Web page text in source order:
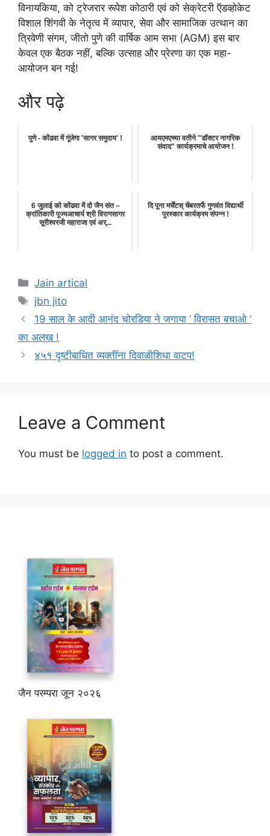
विनायकिया, को ट्रेजरार रूपेश कोठारी एवं को सेक्रेटरी ऍडव्होकेट
विशाल शिंगवी के नेतृत्व में व्यापार, सेवा और सामाजिक उत्थान का
त्रिवेणी संगम, जीतो पुणे की वार्षिक आम सभा (AGM) इस बार
केवल एक बैठक नहीं, बल्कि उत्साह और प्रेरणा का एक महा-
आयोजन बन गई!
और पढ़े
पुणे - कोंढवा में गूंजेगा 'सागर समुदाय' !
आयएमएच्या वतीने "डॉक्टर नागरिक
संवाद" कार्यक्रमाचे आयोजन !
6 जुलाई को कोंढवा में दो जैन संत –
क्रांतिकारी पूज्यआचार्य श्री विरागसागर
सूरीश्वरजी महाराजा एवं अर्...
दि पूना मर्चेंटस् चेंबरतर्फे गुणवंत विद्यार्थी
पुरस्कार कार्यक्रम संपन्न !
Categories
Jain artical
Tags
jbn jito
19 साल के आदी आनंद चोरडिया ने जगाया ‘ विरासत बचाओ ‘
का अलख !
४५१ दृष्टीबाधित व्यक्तींना दिवाळीशिधा वाटप!
Leave a Comment
You must be logged in to post a comment.
जैन परम्परा जून २०२६